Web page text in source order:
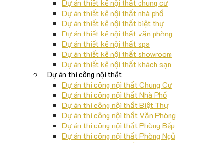
Dự án thiết kế nội thất chung cư
Dự án thiết kế nội thất nhà phố
Dự án thiết kế nội thất biệt thự
Dự án thiết kế nội thất văn phòng
Dự án thiết kế nội thất spa
Dự án thiết kế nội thất showroom
Dự án thiết kế nội thất khách sạn
Dự án thi công nội thất
Dự án thi công nội thất Chung Cư
Dự án thi công nội thất Nhà Phố
Dự án thi công nội thất Biệt Thự
Dự án thi công nội thất Văn Phòng
Dự án thi công nội thất Phòng Bếp
Dự án thi công nội thất Phòng Ngủ